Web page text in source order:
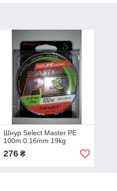
Шнур Select Master PE
100m 0.16mm 19kg
276₴